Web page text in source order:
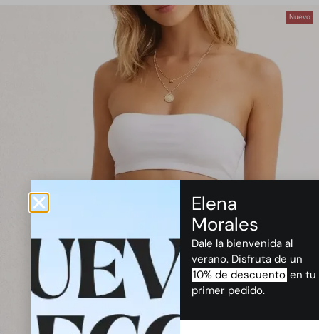
Nuevo
Elena
Morales
Dale la bienvenida al
verano. Disfruta de un
10% de descuento en tu
primer pedido.